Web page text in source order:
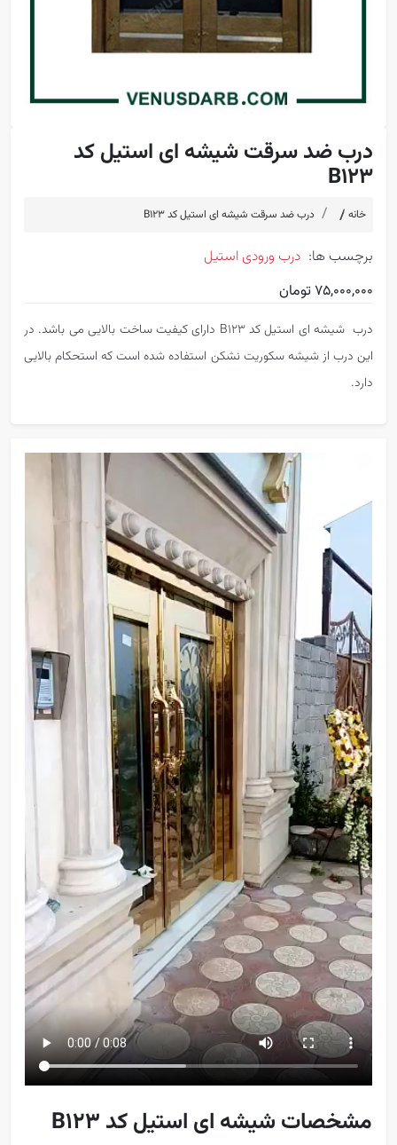
درب ضد سرقت شیشه ای استیل کد
B123
خانه درب ضد سرقت شیشه ای استیل کد B123
برچسب ها: درب ورودی استیل
75,000,000 تومان
درب شیشه ای استیل کد B123 دارای کیفیت ساخت بالایی می باشد. در
این درب از شیشه سکوریت نشکن استفاده شده است که استحکام بالایی
دارد.
مشخصات شیشه ای استیل کد B123